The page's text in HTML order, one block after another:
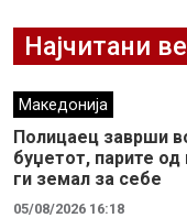
Најчитани
Македонија
Полицаец заврши
буџетот, парите
ги земал за себе
05/08/2026 16:18